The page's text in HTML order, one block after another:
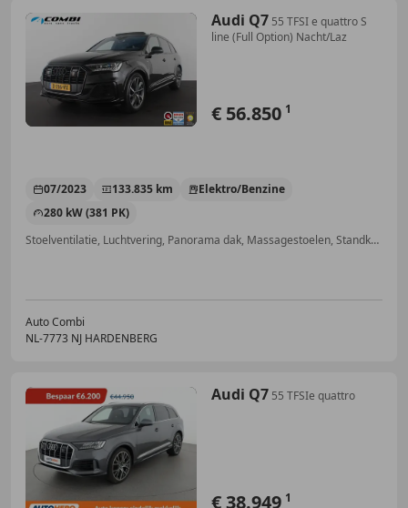
Audi Q7 55 TFSI e quattro S
line (Full Option) Nacht/Laz
€ 56.850 1
07/2023 133.835 km
Elektro/Benzine
280 kW (381 PK)
Stoelventilatie, Luchtvering, Panorama dak, Massagestoelen, Standkachel, Getinte ramen, 360° camera, Stuurwielverwarming
Auto Combi
NL-7773 NJ HARDENBERG
Audi Q7 55 TFSIe quattro
€ 38.949 1